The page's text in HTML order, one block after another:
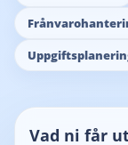
Vad ni får